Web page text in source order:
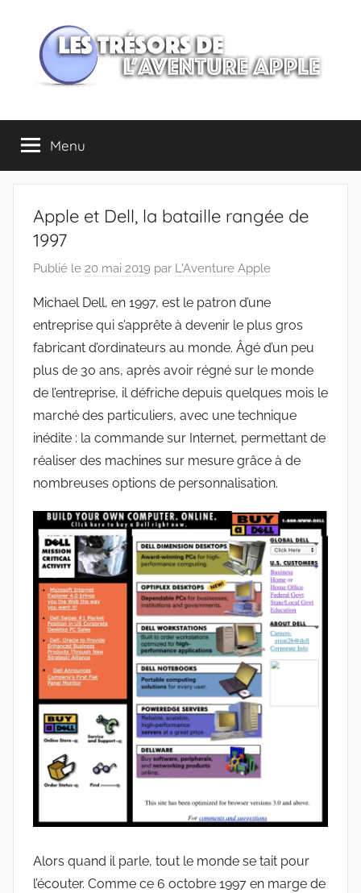
contenu
Les
trésors
de
l'Aventure
Apple
Menu
Apple et Dell, la bataille rangée de
1997
Publié le 20 mai 2019 par L'Aventure Apple
Michael Dell, en 1997, est le patron d’une
entreprise qui s’apprête à devenir le plus gros
fabricant d’ordinateurs au monde. Âgé d’un peu
plus de 30 ans, après avoir régné sur le monde
de l’entreprise, il défriche depuis quelques mois le
marché des particuliers, avec une technique
inédite : la commande sur Internet, permettant de
réaliser des machines sur mesure grâce à de
nombreuses options de personnalisation.
Alors quand il parle, tout le monde se tait pour
l’écouter. Comme ce 6 octobre 1997 en marge de